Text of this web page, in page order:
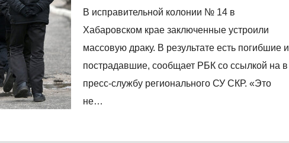
В исправительной колонии № 14 в
Хабаровском крае заключенные устроили
массовую драку. В результате есть погибшие и
пострадавшие, сообщает РБК со ссылкой на в
пресс-службу регионального СУ СКР. «Это
не…